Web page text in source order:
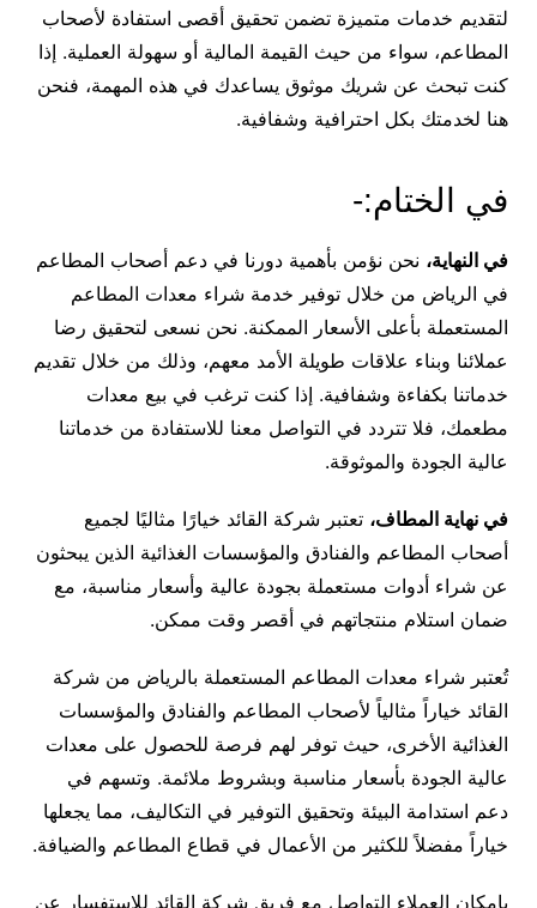
لتقديم خدمات متميزة تضمن تحقيق أقصى استفادة لأصحاب
المطاعم، سواء من حيث القيمة المالية أو سهولة العملية. إذا
كنت تبحث عن شريك موثوق يساعدك في هذه المهمة، فنحن
هنا لخدمتك بكل احترافية وشفافية.
في الختام:-
في النهاية، نحن نؤمن بأهمية دورنا في دعم أصحاب المطاعم
في الرياض من خلال توفير خدمة شراء معدات المطاعم
المستعملة بأعلى الأسعار الممكنة. نحن نسعى لتحقيق رضا
عملائنا وبناء علاقات طويلة الأمد معهم، وذلك من خلال تقديم
خدماتنا بكفاءة وشفافية. إذا كنت ترغب في بيع معدات
مطعمك، فلا تتردد في التواصل معنا للاستفادة من خدماتنا
عالية الجودة والموثوقة.
في نهاية المطاف، تعتبر شركة القائد خيارًا مثاليًا لجميع
أصحاب المطاعم والفنادق والمؤسسات الغذائية الذين يبحثون
عن شراء أدوات مستعملة بجودة عالية وأسعار مناسبة، مع
ضمان استلام منتجاتهم في أقصر وقت ممكن.
تُعتبر شراء معدات المطاعم المستعملة بالرياض من شركة
القائد خياراً مثالياً لأصحاب المطاعم والفنادق والمؤسسات
الغذائية الأخرى، حيث توفر لهم فرصة للحصول على معدات
عالية الجودة بأسعار مناسبة وبشروط ملائمة. وتسهم في
دعم استدامة البيئة وتحقيق التوفير في التكاليف، مما يجعلها
خياراً مفضلاً للكثير من الأعمال في قطاع المطاعم والضيافة.
بإمكان العملاء التواصل مع فريق شركة القائد للاستفسار عن